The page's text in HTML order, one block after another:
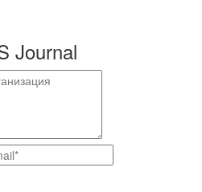
Journal